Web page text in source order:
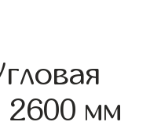
2600 мм